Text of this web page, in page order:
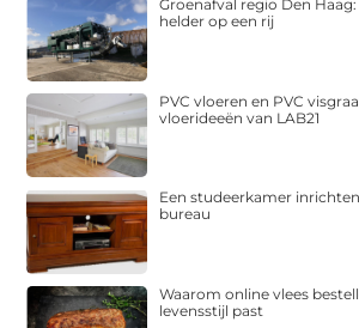
Groenafval regio Den
helder op een rij
PVC vloeren en PVC
vloerideeën van LAB21
Een studeerkamer
bureau
Waarom online vlees
levensstijl past